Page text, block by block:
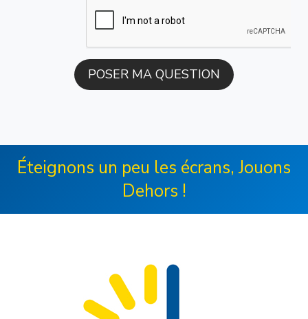
Éteignons un peu les écrans, Jouons
Dehors !